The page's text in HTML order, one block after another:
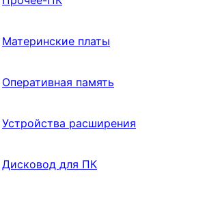
Материнские платы
Оперативная память
Устройства расширения
Дисковод для ПК